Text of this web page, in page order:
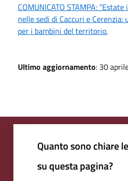
COMUNICATO STAMPA:
nelle sedi di Caccuri e
per i bambini del territorio.
Ultimo aggiornamento: 30
Quanto sono chiare
su questa pagina?